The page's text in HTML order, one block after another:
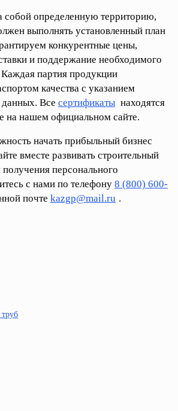
собой определенную территорию,
выполнять установленный план
конкурентные цены,
и поддержание необходимого
Каждая партия продукции
качества с указанием
Все сертификаты находятся
на нашем официальном сайте.
начать прибыльный бизнес
вместе развивать строительный
персонального
с нами по телефону 8 (800) 600-
почте kazgp@mail.ru .